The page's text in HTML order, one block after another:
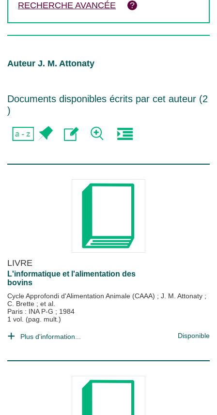
RECHERCHE AVANCÉE
Auteur J. M. Attonaty
Documents disponibles écrits par cet auteur (2
)
LIVRE
L'informatique et l'alimentation des
bovins
Cycle Approfondi d'Alimentation Animale (CAAA) ; J. M. Attonaty ;
C. Brette ; et al.
Paris : INA P-G ; 1984
1 vol. (pag. mult.)
Plus d'information... Disponible